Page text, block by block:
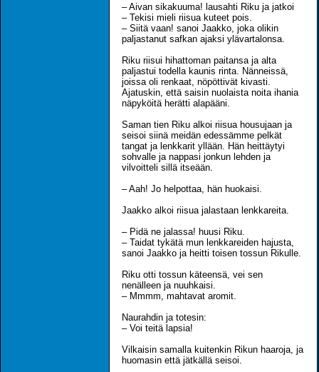
– Aivan sikakuuma! lausahti Riku ja jatkoi
– Tekisi mieli riisua kuteet pois.
– Siitä vaan! sanoi Jaakko, joka olikin
paljastanut safkan ajaksi ylävartalonsa.
Riku riisui hihattoman paitansa ja alta
paljastui todella kaunis rinta. Nänneissä,
joissa oli renkaat, nöpöttivät kivasti.
Ajatuskin, että saisin nuolaista noita ihania
näpyköitä herätti alapääni.
Saman tien Riku alkoi riisua housujaan ja
seisoi siinä meidän edessämme pelkät
tangat ja lenkkarit yllään. Hän heittäytyi
sohvalle ja nappasi jonkun lehden ja
vilvoitteli sillä itseään.
– Aah! Jo helpottaa, hän huokaisi.
Jaakko alkoi riisua jalastaan lenkkareita.
– Pidä ne jalassa! huusi Riku.
– Taidat tykätä mun lenkkareiden hajusta,
sanoi Jaakko ja heitti toisen tossun Rikulle.
Riku otti tossun käteensä, vei sen
nenälleen ja nuuhkaisi.
– Mmmm, mahtavat aromit.
Naurahdin ja totesin:
– Voi teitä lapsia!
Vilkaisin samalla kuitenkin Rikun haaroja, ja
huomasin että jätkällä seisoi.